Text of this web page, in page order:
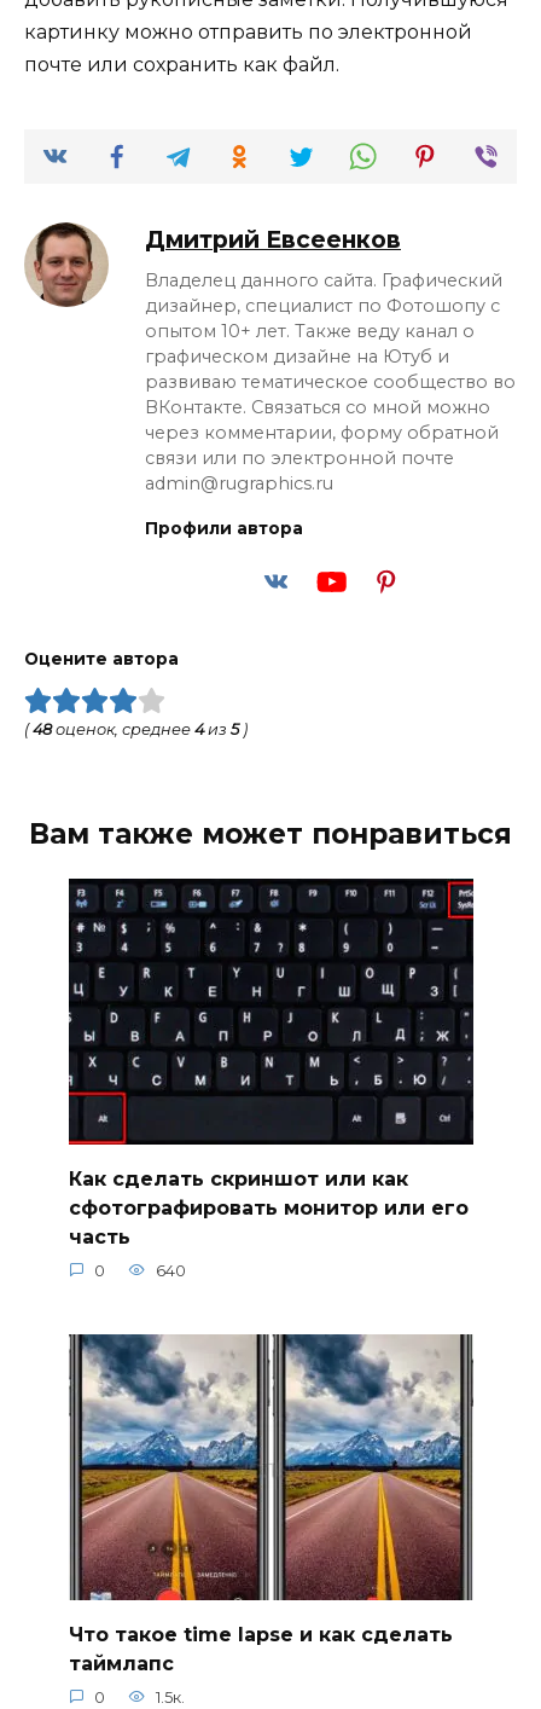
картинку можно отправить по электронной
почте или сохранить как файл.
Дмитрий Евсеенков
Владелец данного сайта. Графический
дизайнер, специалист по Фотошопу с
опытом 10+ лет. Также веду канал о
графическом дизайне на Ютуб и
развиваю тематическое сообщество во
ВКонтакте. Связаться со мной можно
через комментарии, форму обратной
связи или по электронной почте
admin@rugraphics.ru
Профили автора
Оцените автора
(48оценок, среднее 4из 5)
Вам также может понравиться
Как сделать скриншот или как
сфотографировать монитор или его
часть
0 640
Что такое time lapse и как сделать
таймлапс
0 1.5к.